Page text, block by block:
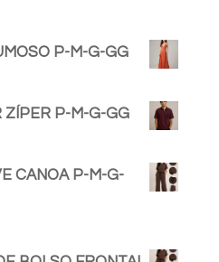
P-M-G-GG
ZÍPER P-M-G-GG
CANOA P-M-G-